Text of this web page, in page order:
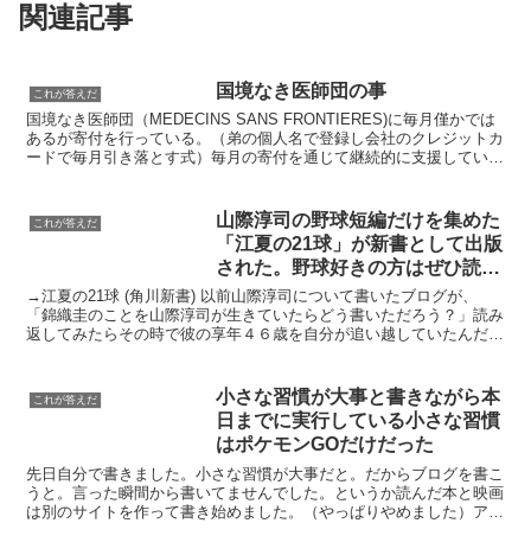
関連記事
これが答えだ 国境なき医師団の事
国境なき医師団（MEDECINS SANS FRONTIERES)に毎月僅かでは
あるが寄付を行っている。（弟の個人名で登録し会社のクレジットカ
ードで毎月引き落とす式）毎月の寄付を通じて継続的に支援している
これが答えだ
山際淳司の野球短編だけを集めた
「江夏の21球」が新書として出版
された。野球好きの方はぜひ読ん
で。
→江夏の21球 (角川新書) 以前山際淳司について書いたブログが、
「錦織圭のことを山際淳司が生きていたらどう書いただろう？」読み
返してみたらその時で彼の享年４６歳を自分が追い越していたんだと
これが答えだ
小さな習慣が大事と書きながら本
日までに実行している小さな習慣
はポケモンGOだけだった
先日自分で書きました。小さな習慣が大事だと。だからブログを書こ
うと。言った瞬間から書いてませんでした。というか読んだ本と映画
は別のサイトを作って書き始めました。（やっぱりやめました）アマ